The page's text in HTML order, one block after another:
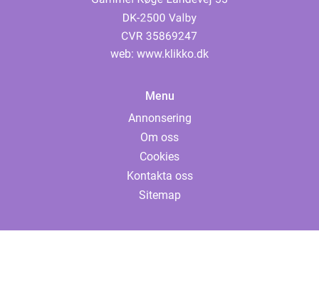
web: www.klikko.dk
Menu
Annonsering
Om oss
Cookies
Kontakta oss
Sitemap